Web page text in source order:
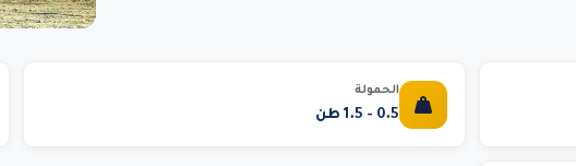
الحمولة
0.5 - 1.5 طن